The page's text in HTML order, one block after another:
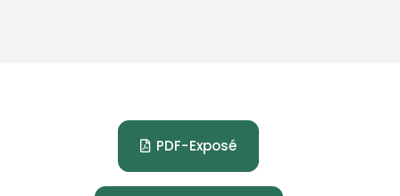
PDF-Exposé